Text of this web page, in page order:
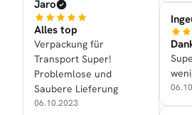
Jaro
Alles top
Verpackung für
Transport Super!
Problemlose und
Saubere Lieferung
06.10.2023
Inge